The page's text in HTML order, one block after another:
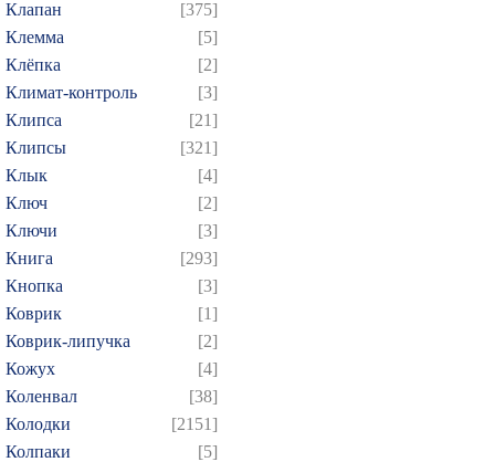
Клапан
[375]
Клемма
[5]
Клёпка
[2]
Климат-контроль
[3]
Клипса
[21]
Клипсы
[321]
Клык
[4]
Ключ
[2]
Ключи
[3]
Книга
[293]
Кнопка
[3]
Коврик
[1]
Коврик-липучка
[2]
Кожух
[4]
Коленвал
[38]
Колодки
[2151]
Колпаки
[5]